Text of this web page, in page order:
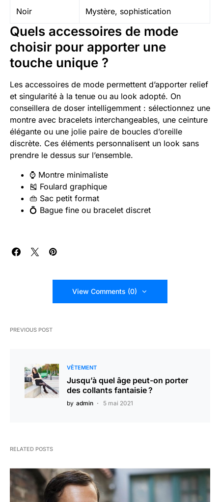
Noir Mystère, sophistication
Quels accessoires de mode
choisir pour apporter une
touche unique ?
Les accessoires de mode permettent d’apporter relief
et singularité à la tenue ou au look adopté. On
conseillera de doser intelligemment : sélectionnez une
montre avec bracelets interchangeables, une ceinture
élégante ou une jolie paire de boucles d’oreille
discrète. Ces éléments personnalisent un look sans
prendre le dessus sur l’ensemble.
⌚ Montre minimaliste
🎽 Foulard graphique
👜 Sac petit format
💍 Bague fine ou bracelet discret
View Comments (0)
PREVIOUS POST
VÊTEMENT
Jusqu’à quel âge peut-on porter
des collants fantaisie ?
by admin 5 mai 2021
RELATED POSTS